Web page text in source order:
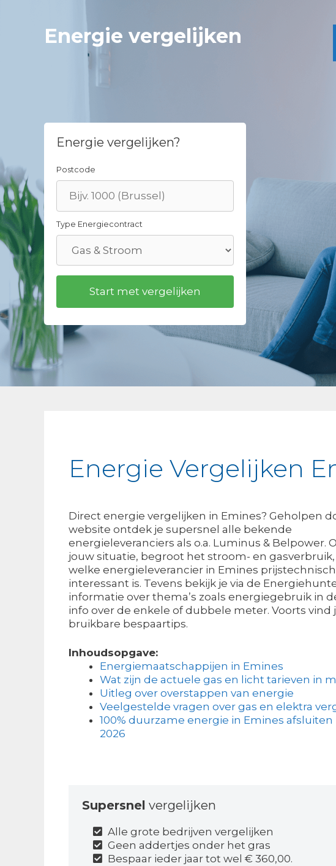
Energie vergelijken
Energie vergelijken?
Postcode
Type Energiecontract
Energie Vergelijken
Direct energie vergelijken in Emines? Geholpen
website ontdek je supersnel alle bekende
energieleveranciers als o.a. Luminus & Belpower.
jouw situatie, begroot het stroom- en
welke energieleverancier in Emines
interessant is. Tevens bekijk je via de
informatie over thema’s zoals energiegebruik in
info over de enkele of dubbele meter. Voorts vind
bruikbare bespaartips.
Inhoudsopgave:
Energiemaatschappijen in Emines
Wat zijn de actuele gas en licht tarieven in
Uitleg over overstappen van energie
Veelgestelde vragen over gas en elektra
100% duurzame energie in Emines
2026
Supersnel vergelijken
Alle grote bedrijven vergelijken
Geen addertjes onder het gras
Bespaar ieder jaar tot wel € 360,00.